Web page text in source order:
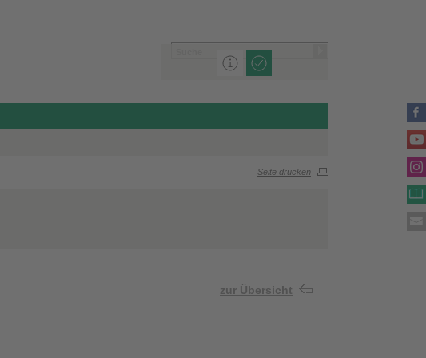
Seite drucken
zur Übersicht